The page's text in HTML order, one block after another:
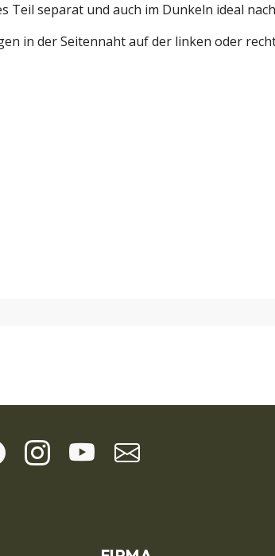
separat und auch im Dunkeln ideal
in der Seitennaht auf der linken oder